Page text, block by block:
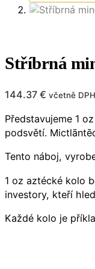
Stříbrná
144.37 € včetně DPH
Představujeme 1
podsvětí.
Tento náboj,
1 oz aztécké kolo
investory, kteří
Každé kolo je